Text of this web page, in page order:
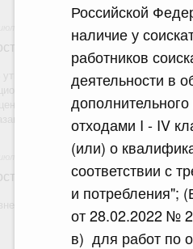
Российской
наличие у
работников
деятельности в
отходами I - IV
(или) о
соответствии с
и потребления";
от 28.02.2022 №
в) для работ по
Правительства
утверждении Правил уведомления
гвардии Российской
на осуществление частной
сыскных услуг и об окончании
Правительства
изменений в некоторые акты